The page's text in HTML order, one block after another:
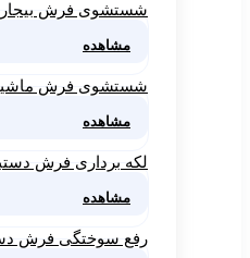
شستشوی فرش بیجار
مشاهده
شستشوی فرش
مشاهده
لکه برداری فرش
مشاهده
رفع سوختگی فرش